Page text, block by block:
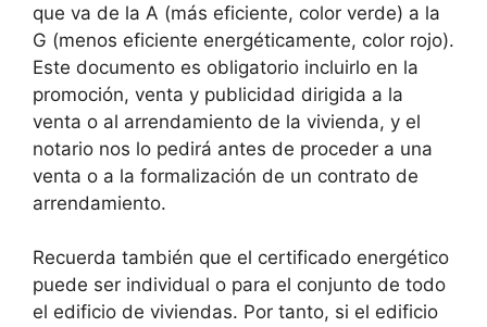
que va de la A (más eficiente, color verde) a la
G (menos eficiente energéticamente, color rojo).
Este documento es obligatorio incluirlo en la
promoción, venta y publicidad dirigida a la
venta o al arrendamiento de la vivienda, y el
notario nos lo pedirá antes de proceder a una
venta o a la formalización de un contrato de
arrendamiento.
Recuerda también que el certificado energético
puede ser individual o para el conjunto de todo
el edificio de viviendas. Por tanto, si el edificio